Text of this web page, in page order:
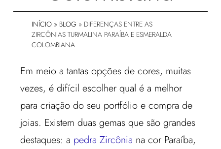
INÍCIO » BLOG » DIFERENÇAS ENTRE AS
ZIRCÔNIAS TURMALINA PARAÍBA E ESMERALDA
COLOMBIANA
Em meio a tantas opções de cores, muitas
vezes, é difícil escolher qual é a melhor
para criação do seu portfólio e compra de
joias. Existem duas gemas que são grandes
destaques: a pedra Zircônia na cor Paraíba,